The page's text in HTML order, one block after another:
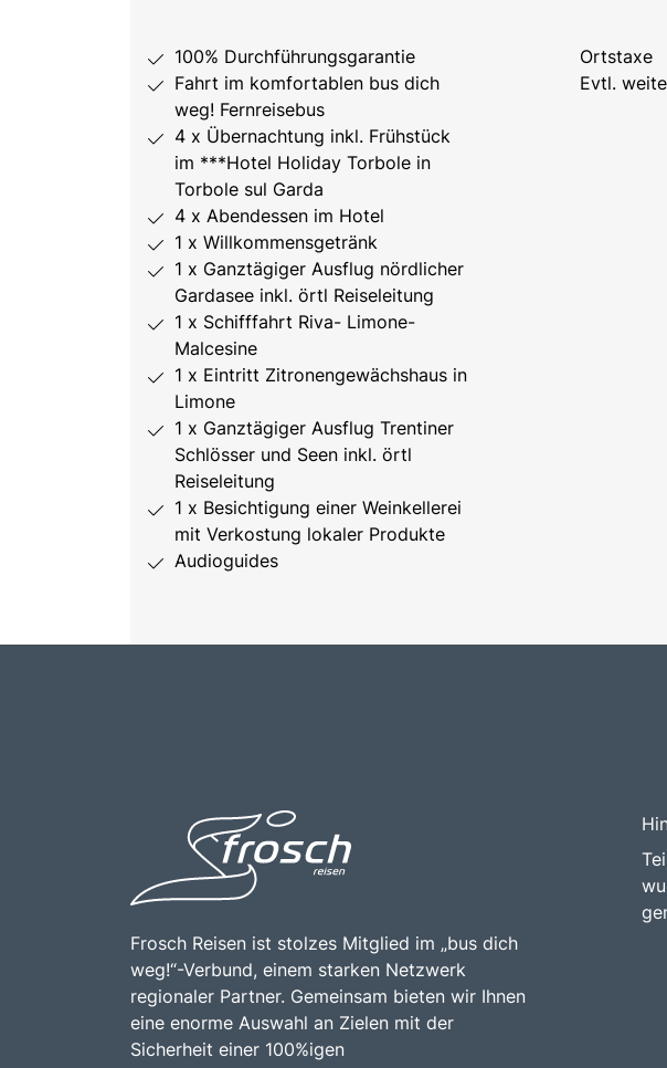
100% Durchführungsgarantie
Fahrt im komfortablen bus dich
weg! Fernreisebus
4 x Übernachtung inkl. Frühstück
im ***Hotel Holiday Torbole in
Torbole sul Garda
4 x Abendessen im Hotel
1 x Willkommensgetränk
1 x Ganztägiger Ausflug nördlicher
Gardasee inkl. örtl Reiseleitung
1 x Schifffahrt Riva- Limone-
Malcesine
1 x Eintritt Zitronengewächshaus in
Limone
1 x Ganztägiger Ausflug Trentiner
Schlösser und Seen inkl. örtl
Reiseleitung
1 x Besichtigung einer Weinkellerei
mit Verkostung lokaler Produkte
Audioguides
Ortstaxe
Evtl.
Frosch Reisen ist stolzes Mitglied im „bus dich
weg!“-Verbund, einem starken Netzwerk
regionaler Partner. Gemeinsam bieten wir Ihnen
eine enorme Auswahl an Zielen mit der
Sicherheit einer 100%igen